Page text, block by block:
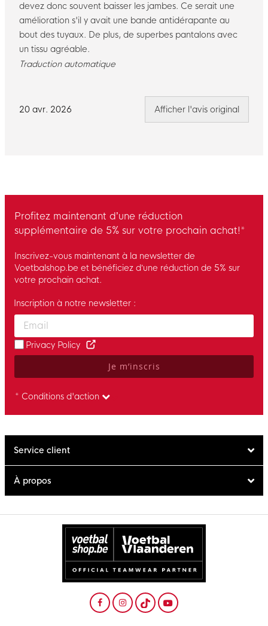
20 avr. 2026
devez donc souvent baisser les jambes. Ce serait une
amélioration s'il y avait une bande antidérapante au
bout des tuyaux. De plus, de superbes pantalons avec
un tissu agréable.
Traduction automatique
Afficher l'avis original
Profitez maintenant d’une réduction
supplémentaire de 5% sur votre prochain achat!*
Inscrivez-vous maintenant à la newsletter de
Voetbalshop.be et bénéficiez d’une réduction de 5% sur
votre prochain achat.
Enter your email and accept the privacy policy to subscribe to
Inscription à notre newsletter :
Privacy Policy
Je m’inscris
* Conditions d'action
Service client
À propos